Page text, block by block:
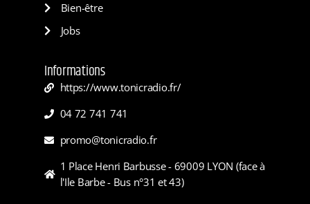
Bien-être
Jobs
Informations
https://www.tonicradio.fr/
04 72 741 741
promo@tonicradio.fr
1 Place Henri Barbusse - 69009 LYON (face à
l'Ile Barbe - Bus n°31 et 43)